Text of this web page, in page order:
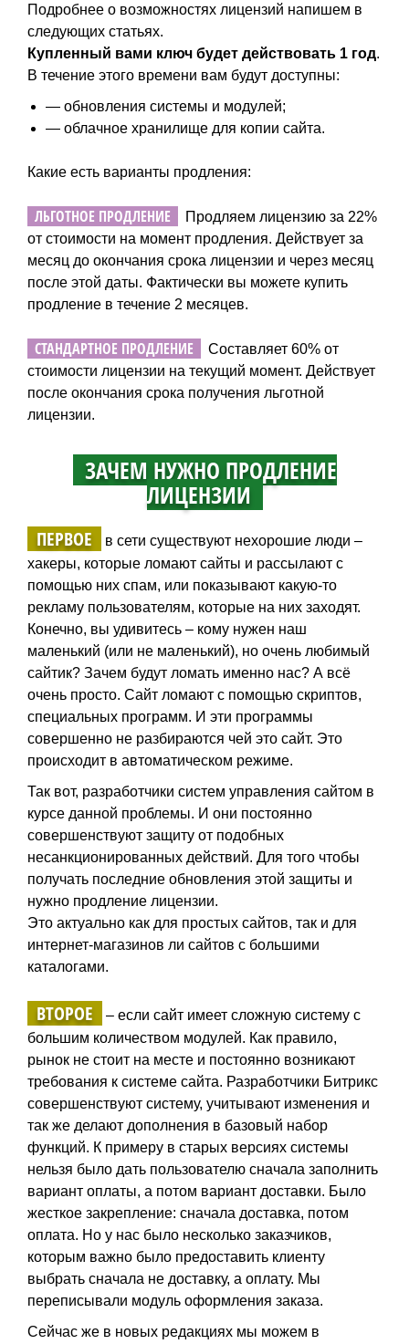
Подробнее о возможностях лицензий напишем в
следующих статьях.
Купленный вами ключ будет действовать 1 год.
В течение этого времени вам будут доступны:
— обновления системы и модулей;
— облачное хранилище для копии сайта.
Какие есть варианты продления:
ЛЬГОТНОЕ ПРОДЛЕНИЕ
Продляем лицензию за 22%
от стоимости на момент продления. Действует за
месяц до окончания срока лицензии и через месяц
после этой даты. Фактически вы можете купить
продление в течение 2 месяцев.
СТАНДАРТНОЕ ПРОДЛЕНИЕ
Составляет 60% от
стоимости лицензии на текущий момент. Действует
после окончания срока получения льготной
лицензии.
ЗАЧЕМ НУЖНО ПРОДЛЕНИЕ
ЛИЦЕНЗИИ
ПЕРВОЕ
в сети существуют нехорошие люди –
хакеры, которые ломают сайты и рассылают с
помощью них спам, или показывают какую-то
рекламу пользователям, которые на них заходят.
Конечно, вы удивитесь – кому нужен наш
маленький (или не маленький), но очень любимый
сайтик? Зачем будут ломать именно нас? А всё
очень просто. Сайт ломают с помощью скриптов,
специальных программ. И эти программы
совершенно не разбираются чей это сайт. Это
происходит в автоматическом режиме.
Так вот, разработчики систем управления сайтом в
курсе данной проблемы. И они постоянно
совершенствуют защиту от подобных
несанкционированных действий. Для того чтобы
получать последние обновления этой защиты и
нужно продление лицензии.
Это актуально как для простых сайтов, так и для
интернет-магазинов ли сайтов с большими
каталогами.
ВТОРОЕ
– если сайт имеет сложную систему с
большим количеством модулей. Как правило,
рынок не стоит на месте и постоянно возникают
требования к системе сайта. Разработчики Битрикс
совершенствуют систему, учитывают изменения и
так же делают дополнения в базовый набор
функций. К примеру в старых версиях системы
нельзя было дать пользователю сначала заполнить
вариант оплаты, а потом вариант доставки. Было
жесткое закрепление: сначала доставка, потом
оплата. Но у нас было несколько заказчиков,
которым важно было предоставить клиенту
выбрать сначала не доставку, а оплату. Мы
переписывали модуль оформления заказа.
Сейчас же в новых редакциях мы можем в